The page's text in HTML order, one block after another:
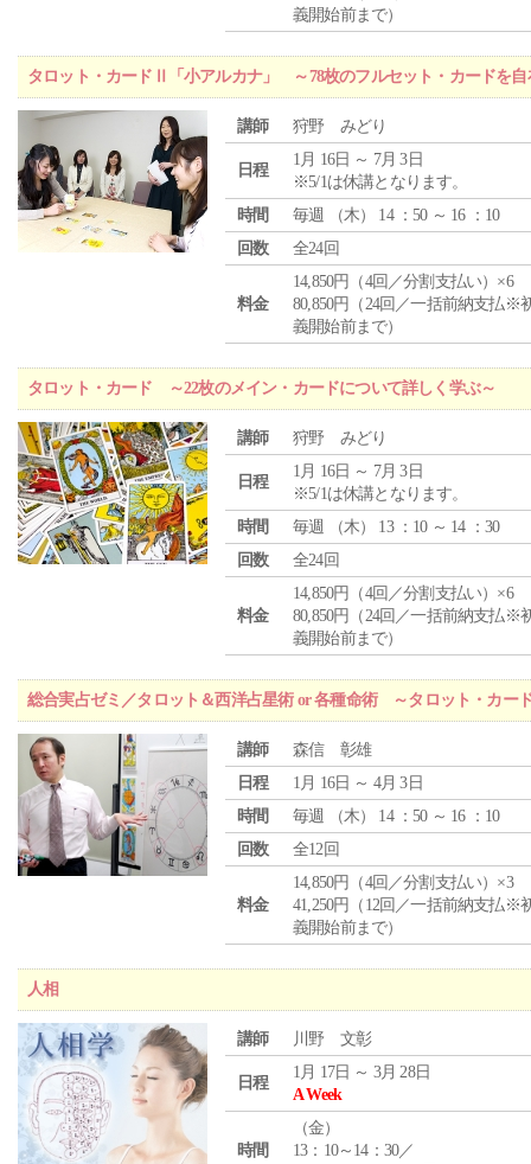
義開始前まで）
タロット・カードⅡ「小アルカナ」 ～78枚のフルセット・カードを自
講師 狩野 みどり
日程
1月 16日 ～ 7月 3日
※5/1は休講となります。
時間
毎週 （木） 14 ：50 ～ 16 ：10
回数
全24回
料金
14,850円（4回／分割支払い）×6
80,850円（24回／一括前納支払※
義開始前まで）
タロット・カード ～22枚のメイン・カードについて詳しく学ぶ～
講師 狩野 みどり
日程
1月 16日 ～ 7月 3日
※5/1は休講となります。
時間
毎週 （木） 13 ：10 ～ 14 ：30
回数
全24回
料金
14,850円（4回／分割支払い）×6
80,850円（24回／一括前納支払※
義開始前まで）
総合実占ゼミ／タロット＆西洋占星術 or 各種命術 ～タロット・カー
講師
森信 彰雄
日程
1月 16日 ～ 4月 3日
時間
毎週 （木） 14 ：50 ～ 16 ：10
回数
全12回
料金
14,850円（4回／分割支払い）×3
41,250円（12回／一括前納支払※
義開始前まで）
人相
講師 川野 文彰
日程
1月 17日 ～ 3月 28日
A Week
時間
（金）
13：10～14：30／